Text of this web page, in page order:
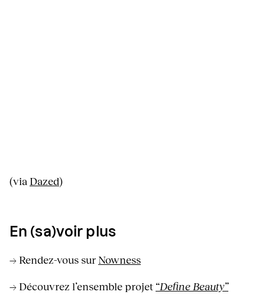
(via Dazed)
En (sa)voir plus
→ Rendez-vous surNowness
→ Découvrez l’ensemble projet “Define Beauty”